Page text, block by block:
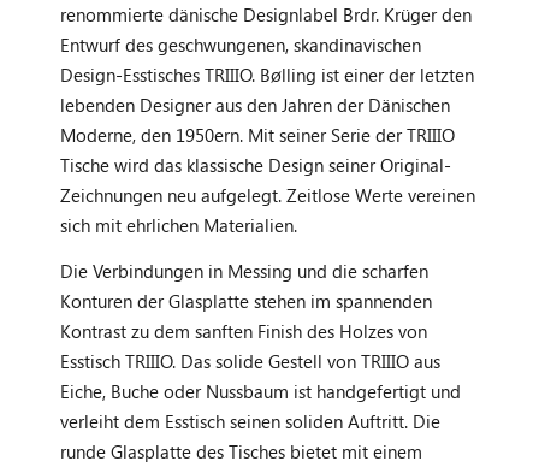
renommierte dänische Designlabel Brdr. Krüger den
Entwurf des geschwungenen, skandinavischen
Design-Esstisches TRIIIO. Bølling ist einer der letzten
lebenden Designer aus den Jahren der Dänischen
Moderne, den 1950ern. Mit seiner Serie der TRIIIO
Tische wird das klassische Design seiner Original-
Zeichnungen neu aufgelegt. Zeitlose Werte vereinen
sich mit ehrlichen Materialien.
Die Verbindungen in Messing und die scharfen
Konturen der Glasplatte stehen im spannenden
Kontrast zu dem sanften Finish des Holzes von
Esstisch TRIIIO. Das solide Gestell von TRIIIO aus
Eiche, Buche oder Nussbaum ist handgefertigt und
verleiht dem Esstisch seinen soliden Auftritt. Die
runde Glasplatte des Tisches bietet mit einem